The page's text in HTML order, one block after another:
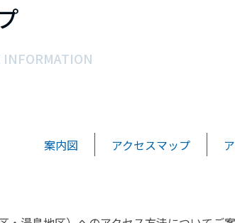
案内図 アクセスマップ